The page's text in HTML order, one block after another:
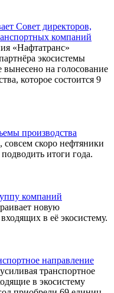
Совет директоров,
компаний
«Нафтатранс»
экосистемы
на голосование
которое состоится 9
производства
скоро нефтяники
итоги года.
компаний
новую
в её экосистему.
направление
транспортное
в экосистему